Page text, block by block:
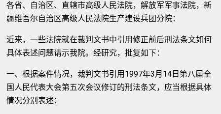
各省、自治区、直辖市高级人民法院，解放军军事法院，新
疆维吾尔自治区高级人民法院生产建设兵团分院：
近来，一些法院就在裁判文书中引用修正前后刑法条文如何
具体表述问题请示我院。经研究，批复如下：
一、根据案件情况，裁判文书引用1997年3月14日第八届全
国人民代表大会第五次会议修订的刑法条文，应当根据具体
情况分别表述：